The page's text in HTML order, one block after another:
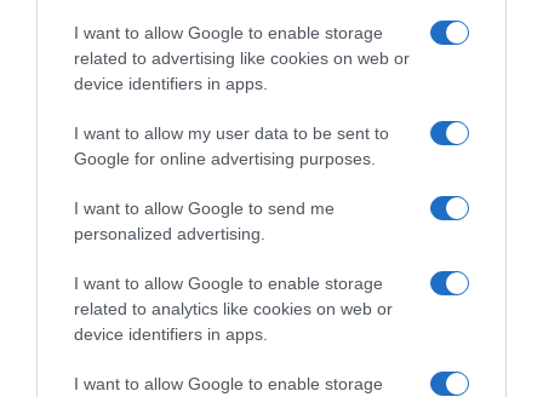
I want to allow Google to enable storage
related to advertising like cookies on web or
device identifiers in apps.
I want to allow my user data to be sent to
Google for online advertising purposes.
I want to allow Google to send me
personalized advertising.
I want to allow Google to enable storage
related to analytics like cookies on web or
device identifiers in apps.
I want to allow Google to enable storage
Ο καιρός των επομένων ημερών: Κανονικός
Αύγουστος με δυνατούς βοριάδες και σταδιακή
άνοδο της θερμοκρασίας
ΤΟ ΠΑΡΟΝ: Ρυθμιστής ο Αντώνης Σαμαράς – Απειλή
για ΝΔ
Ορθόδοξοι υπάρχουν και στα Βαλκάνια, κύριοι του
ΥΠΕΞ!
ΤΟ ΒΙΒΛΙΟ ΣΤΟ “Π”